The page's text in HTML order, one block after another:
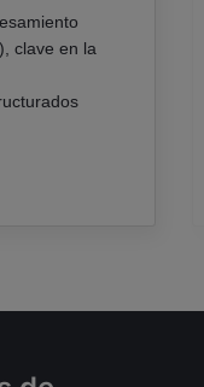
clave en la